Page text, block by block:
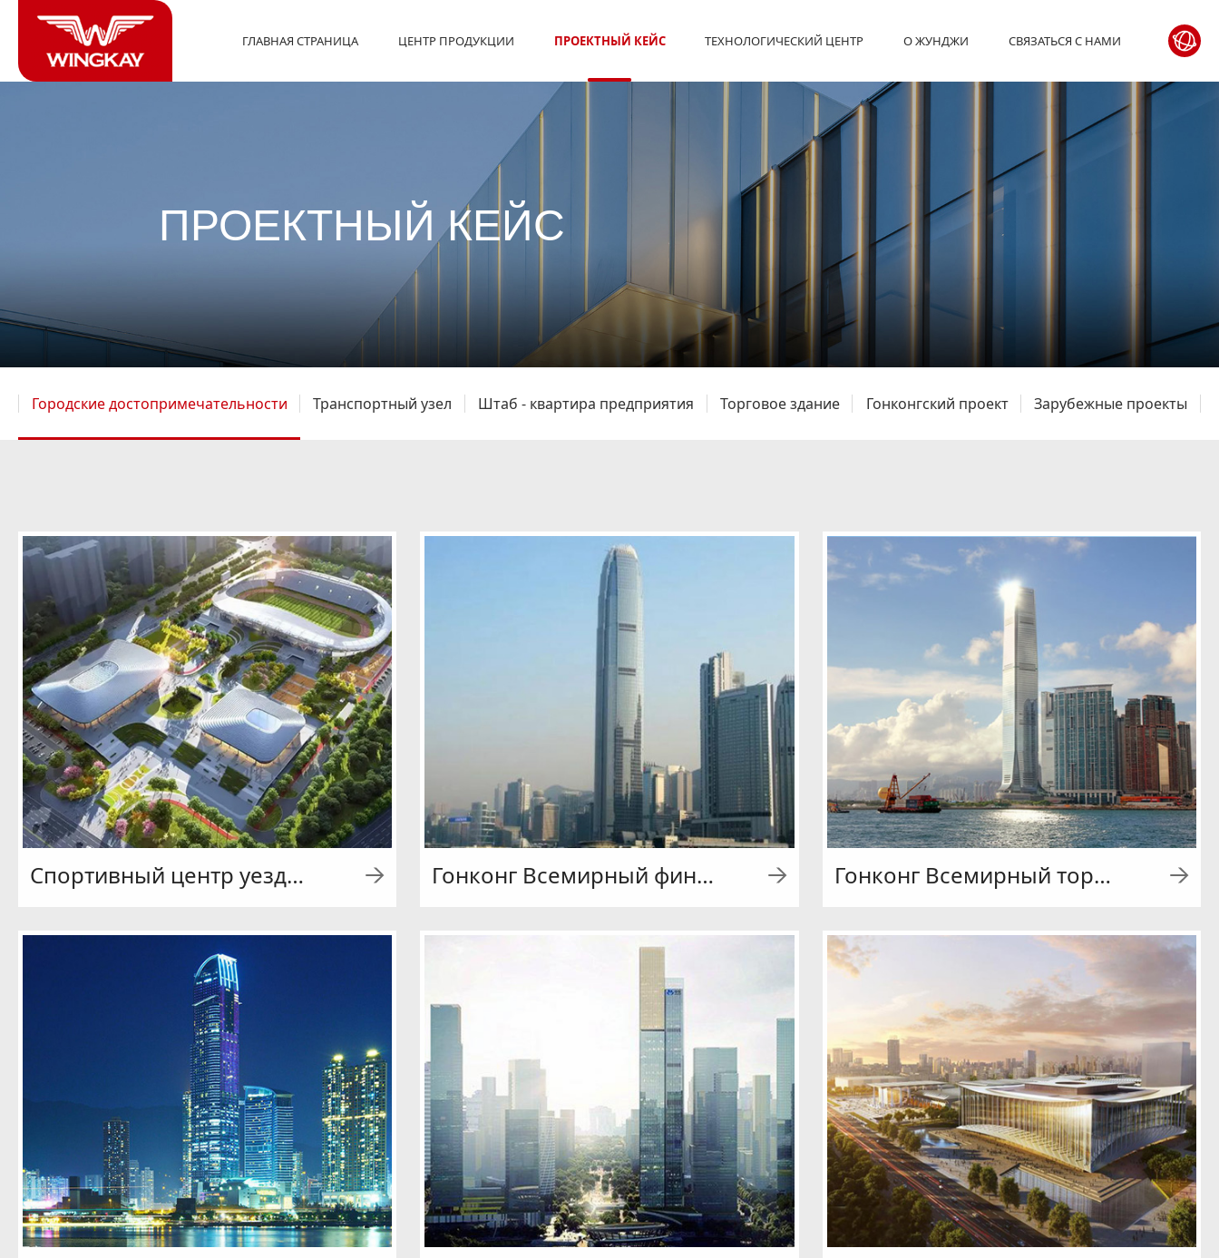
ГЛАВНАЯ СТРАНИЦА ЦЕНТР ПРОДУКЦИИ ПРОЕКТНЫЙ КЕЙС ТЕХНОЛОГИЧЕСКИЙ ЦЕНТР О ЖУНДЖИ СВЯЗАТЬСЯ С НАМИ
ПРОЕКТНЫЙ КЕЙС
Городские достопримечательности Транспортный узел Штаб - квартира предприятия Торговое здание Гонконгский проект Зарубежные проекты
Спортивный центр уезда Цяньсянь Сяньян Гонконг Всемирный финансовый центр Гонконг Всемирный торговый центр